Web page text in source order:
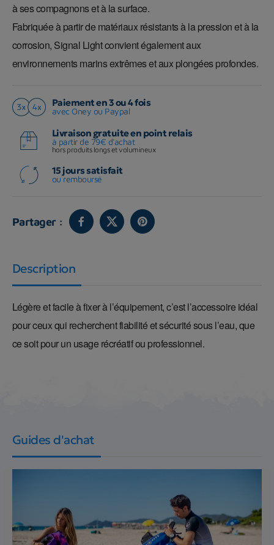
à ses compagnons et à la surface.
Fabriquée à partir de matériaux résistants à la pression et à la
corrosion, Signal Light convient également aux
environnements marins extrêmes et aux plongées profondes.
Paiement en 3 ou 4 fois
avec Oney ou Paypal
Livraison gratuite en point relais
à partir de 79€ d'achat
hors produits longs et volumineux
15 jours satisfait
ou remboursé
Partager :
Description
Légère et facile à fixer à l’équipement, c’est l’accessoire idéal
pour ceux qui recherchent fiabilité et sécurité sous l’eau, que
ce soit pour un usage récréatif ou professionnel.
Guides d'achat